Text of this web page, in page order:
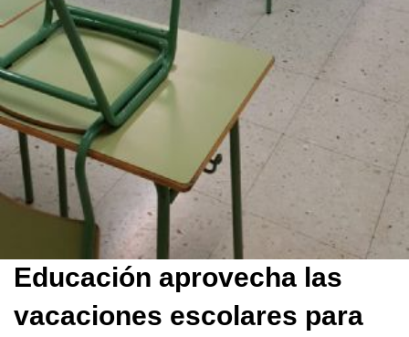
Educación aprovecha las
vacaciones escolares para